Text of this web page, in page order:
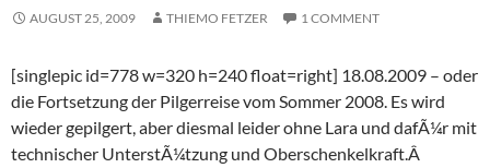
AUGUST 25, 2009 THIEMO FETZER 1 COMMENT
[singlepic id=778 w=320 h=240 float=right] 18.08.2009 – oder
die Fortsetzung der Pilgerreise vom Sommer 2008. Es wird
wieder gepilgert, aber diesmal leider ohne Lara und dafÃ¼r mit
technischer UnterstÃ¼tzung und Oberschenkelkraft.Â